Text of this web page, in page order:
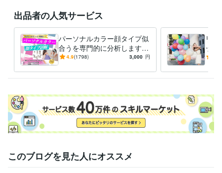
色彩検定2級 取得年 : 2023年
住まい・美容・生活相談 パーソナルカラー 顔タイプ診断
ファッション メイク パーソナルカラー
顔タイプ診断
イメージコンサル
カラーセラピスト
コスメコンシェルジュ
メイクレッスン
出品者の人気サービス
パーソナルカラー顔タイプ似
合うを専門的に分析します AI
では不可能な繊細分析｜永久
4.9(1798) 3,000 円
リ
ップ
から
このブログを見た人にオススメ